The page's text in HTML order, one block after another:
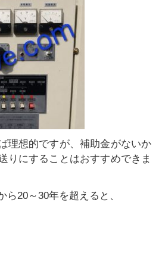
理想的ですが、補助金がないか
りにすることはおすすめできま
20～30年を超えると、